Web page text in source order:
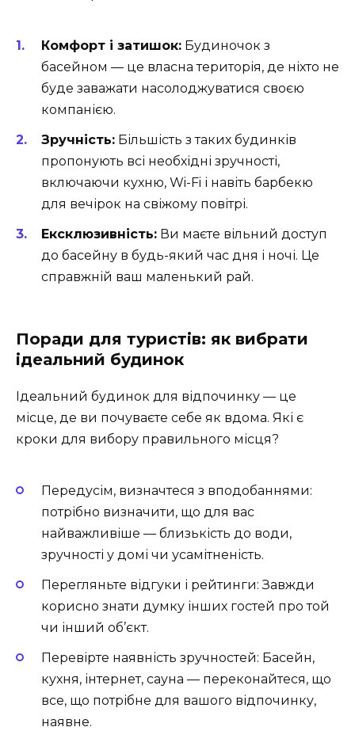
Комфорт і затишок: Будиночок з
басейном — це власна територія, де ніхто не
буде заважати насолоджуватися своєю
компанією.
Зручність: Більшість з таких будинків
пропонують всі необхідні зручності,
включаючи кухню, Wi-Fi і навіть барбекю
для вечірок на свіжому повітрі.
Ексклюзивність: Ви маєте вільний доступ
до басейну в будь-який час дня і ночі. Це
справжній ваш маленький рай.
Поради для туристів: як вибрати
ідеальний будинок
Ідеальний будинок для відпочинку — це
місце, де ви почуваєте себе як вдома. Які є
кроки для вибору правильного місця?
Передусім, визначтеся з вподобаннями:
потрібно визначити, що для вас
найважливіше — близькість до води,
зручності у домі чи усамітненість.
Перегляньте відгуки і рейтинги: Завжди
корисно знати думку інших гостей про той
чи інший об’єкт.
Перевірте наявність зручностей: Басейн,
кухня, інтернет, сауна — переконайтеся, що
все, що потрібне для вашого відпочинку,
наявне.